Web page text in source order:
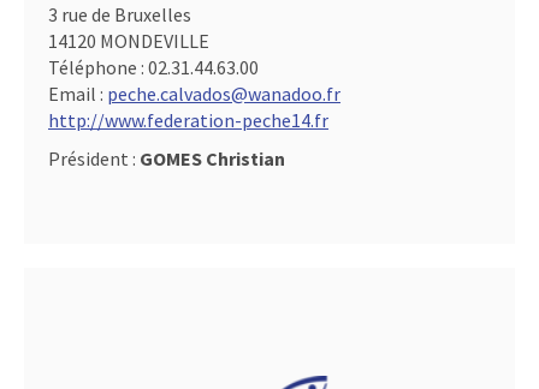
3 rue de Bruxelles
14120 MONDEVILLE
Téléphone : 02.31.44.63.00
Email : peche.calvados@wanadoo.fr
http://www.federation-peche14.fr
Président : GOMES Christian